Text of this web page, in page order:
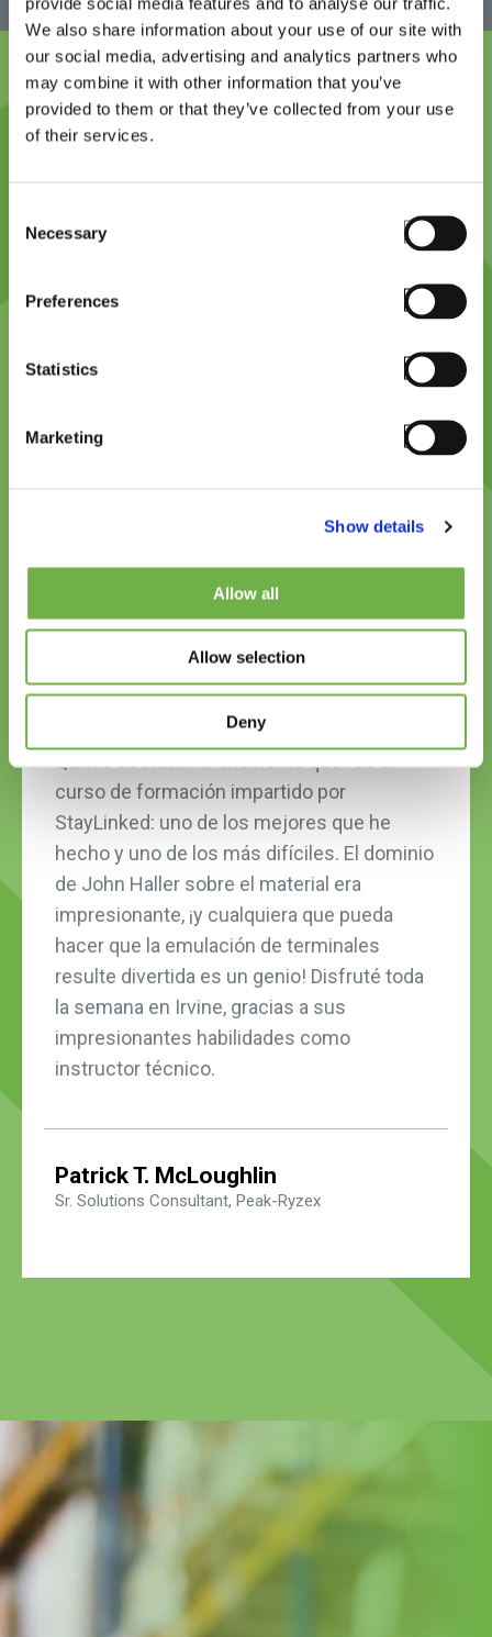
We also share information about your use of our site with
our social media, advertising and analytics partners who
may combine it with other information that you’ve
provided to them or that they’ve collected from your use
of their services.
Selection
Necessary
Preferences
Statistics
Marketing
Show details
Allow all
Allow selection
Deny
Technology and innovation (feature videos if
available). Proven technology partner. Offers great
support and guidance. Previous successes and
platform credibility. StayLinked expertise and
curso de formación impartido por
StayLinked: uno de los mejores que he
hecho y uno de los más difíciles. El dominio
de John Haller sobre el material era
impresionante, ¡y cualquiera que pueda
hacer que la emulación de terminales
resulte divertida es un genio! Disfruté toda
la semana en Irvine, gracias a sus
impresionantes habilidades como
instructor técnico.
Patrick T. McLoughlin
Sr. Solutions Consultant, Peak-Ryzex